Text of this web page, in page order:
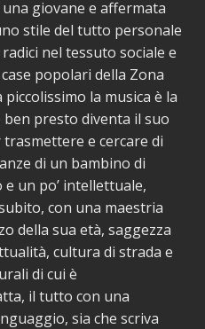
una giovane e affermata
stile del tutto personale
nel tessuto sociale e
popolari della Zona
la musica è la
presto diventa il suo
e cercare di
di un bambino di
e un po’ intellettuale,
con una maestria
della sua età, saggezza
cultura di strada e
di cui è
il tutto con una
sia che scriva